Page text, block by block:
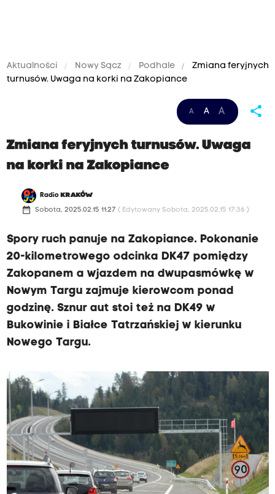
Aktualności Nowy Sącz Podhale
Zmiana feryjnych
turnusów. Uwaga na korki na Zakopiance
A A A share
Zmiana feryjnych turnusów. Uwaga
na korki na Zakopiance
Radio KRAKÓW
date_range Sobota, 2025.02.15 11:27 ( Edytowany Sobota, 2025.02.15 17:36 )
Spory ruch panuje na Zakopiance. Pokonanie
20-kilometrowego odcinka DK47 pomiędzy
Zakopanem a wjazdem na dwupasmówkę w
Nowym Targu zajmuje kierowcom ponad
godzinę. Sznur aut stoi też na DK49 w
Bukowinie i Białce Tatrzańskiej w kierunku
Nowego Targu.